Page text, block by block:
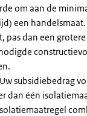
om aan de
een
pas dan een
Uw subsidiebedrag
dan één